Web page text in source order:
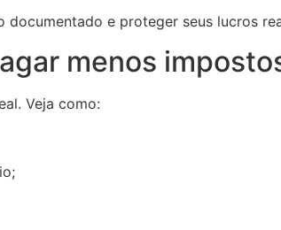
e proteger seus lucros
menos
Veja como: